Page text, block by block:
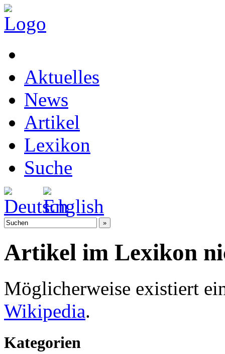
Aktuelles
News
Artikel
Lexikon
Suche
Artikel im Lexikon
Möglicherweise existiert
Wikipedia.
Kategorien